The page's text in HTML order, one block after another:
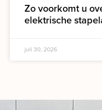
Zo voorkomt u
elektrische
juli 30, 2026